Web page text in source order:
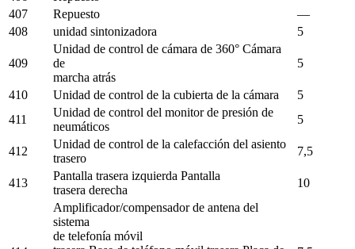
407
Repuesto
—
408
unidad sintonizadora 5
409
Unidad de control de cámara de 360° Cámara
de
marcha atrás
5
410 Unidad de control de la cubierta de la cámara
5
411
Unidad de control del monitor de presión de
neumáticos
5
412
Unidad de control de la calefacción del asiento
trasero
7,5
413
Pantalla trasera izquierda Pantalla
trasera derecha
10
Amplificador/compensador de antena del
sistema
de telefonía móvil